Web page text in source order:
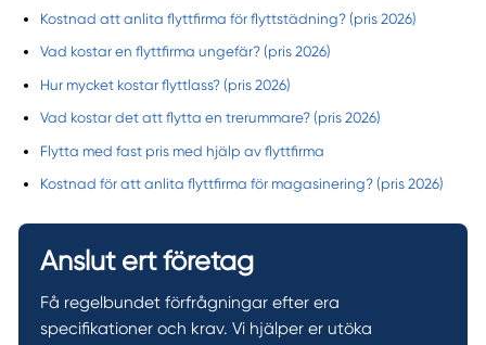
Kostnad att anlita flyttfirma för flyttstädning? (pris 2026)
Vad kostar en flyttfirma ungefär? (pris 2026)
Hur mycket kostar flyttlass? (pris 2026)
Vad kostar det att flytta en trerummare? (pris 2026)
Flytta med fast pris med hjälp av flyttfirma
Kostnad för att anlita flyttfirma för magasinering? (pris 2026)
Anslut ert företag
Få regelbundet förfrågningar efter era
specifikationer och krav. Vi hjälper er utöka